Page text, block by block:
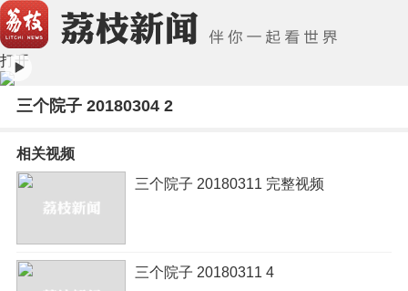
打开
三个院子 20180304 2
相关视频
三个院子 20180311 完整视频
三个院子 20180311 4